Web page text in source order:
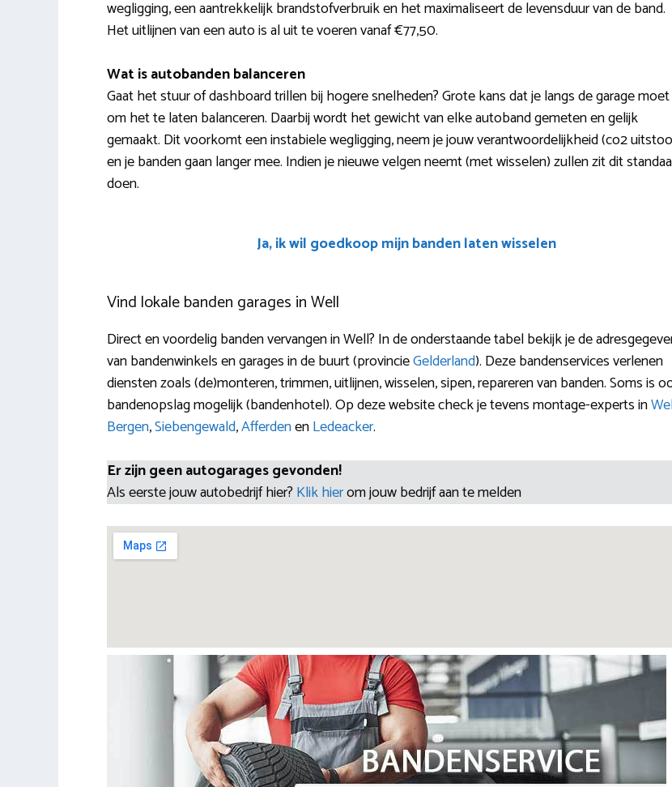
wegligging, een aantrekkelijk brandstofverbruik en het maximaliseert de levensduur van de band.
Het uitlijnen van een auto is al uit te voeren vanaf €77,50.
Wat is autobanden balanceren
Gaat het stuur of dashboard trillen bij hogere snelheden? Grote kans dat je langs de garage moet
om het te laten balanceren. Daarbij wordt het gewicht van elke autoband gemeten en gelijk
gemaakt. Dit voorkomt een instabiele wegligging, neem je jouw verantwoordelijkheid (co2
en je banden gaan langer mee. Indien je nieuwe velgen neemt (met wisselen) zullen zit dit
doen.
Ja, ik wil goedkoop mijn banden laten wisselen
Vind lokale banden garages in Well
Direct en voordelig banden vervangen in Well? In de onderstaande tabel bekijk je de
van bandenwinkels en garages in de buurt (provincieGelderland). Deze bandenservices verlenen
diensten zoals (de)monteren, trimmen, uitlijnen, wisselen, sipen, repareren van banden. Soms is
bandenopslag mogelijk (bandenhotel). Op deze website check je tevens montage-experts in
Bergen,Siebengewald,AfferdenenLedeacker.
Er zijn geen autogarages gevonden!
Als eerste jouw autobedrijf hier? Klik hierom jouw bedrijf aan te melden